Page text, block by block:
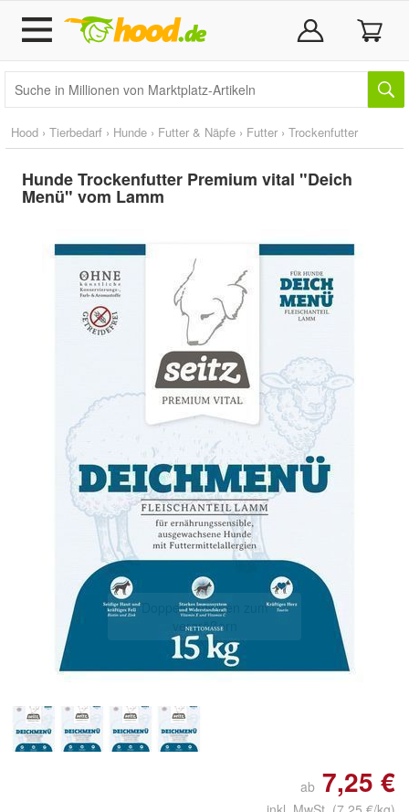
Hood › Tierbedarf › Hunde › Futter & Näpfe › Futter › Trockenfutter
Hunde Trockenfutter Premium vital "Deich
Menü" vom Lamm
Doppelt antippen zum
vergrößern
ab 7,25 €